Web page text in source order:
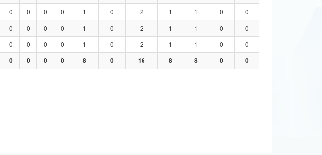
0 0 0 0 1 0 2 1 1 0
0
0 0 0 0 1 0 2 1 1 0
0
0 0 0 0 1 0 2 1 1 0
0
0 0 0 0 8 0 16 8 8 0 0